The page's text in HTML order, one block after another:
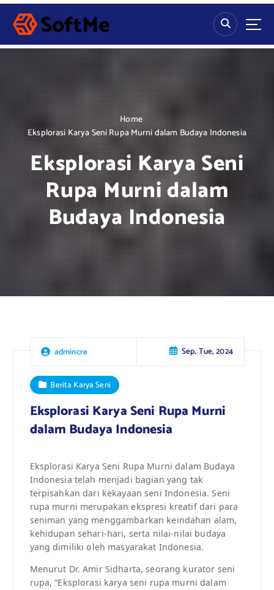
S
p
Home
Eksplorasi Karya Seni Rupa Murni dalam Budaya Indonesia
Eksplorasi Karya Seni
Rupa Murni dalam
Budaya Indonesia
admincre Sep, Tue, 2024
Berita Karya Seni
Eksplorasi Karya Seni Rupa Murni
dalam Budaya Indonesia
Eksplorasi Karya Seni Rupa Murni dalam Budaya
Indonesia telah menjadi bagian yang tak
terpisahkan dari kekayaan seni Indonesia. Seni
rupa murni merupakan ekspresi kreatif dari para
seniman yang menggambarkan keindahan alam,
kehidupan sehari-hari, serta nilai-nilai budaya
yang dimiliki oleh masyarakat Indonesia.
Menurut Dr. Amir Sidharta, seorang kurator seni
rupa, “Eksplorasi karya seni rupa murni dalam